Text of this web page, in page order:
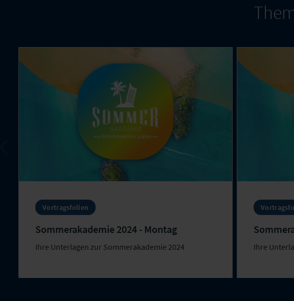
Vortragsfolien
Sommerakademie 2024 - Montag
Ihre Unterlagen zur Sommerakademie 2024 Ihre